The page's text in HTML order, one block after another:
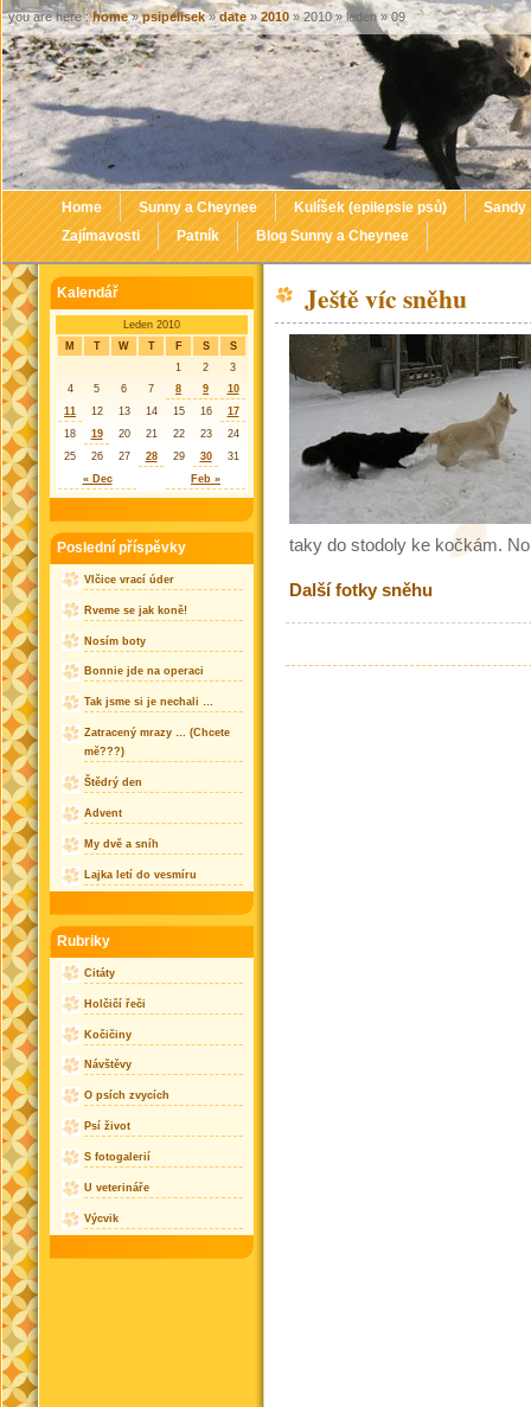
Home Sunny a Cheynee Kulíšek (epilepsie psů)
Sandy
Zajímavosti
Patník Blog Sunny a Cheynee
Ještě víc sněhu
taky do stodoly ke kočkám.
Další fotky sněhu
Kalendář
Leden 2010
M
T W T F S S
« Dec Feb »
1 2
3
4
5 6 7 8 9
10
11
12 13 14 15 16
17
18
19 20 21 22 23
24
25
26 27 28 29 30 31
Poslední příspěvky
Vlčice vrací úder
Rveme se jak koně!
Nosím boty
Bonnie jde na operaci
Tak jsme si je nechali …
Zatracený mrazy … (Chcete
mě???)
Štědrý den
Advent
My dvě a sníh
Lajka letí do vesmíru
Rubriky
Citáty
Holčičí řeči
Kočičiny
Návštěvy
O psích zvycích
Psí život
S fotogalerií
U veterináře
Výcvik
you are here :home»psipelisek»date » 2010 » 2010 » leden » 09